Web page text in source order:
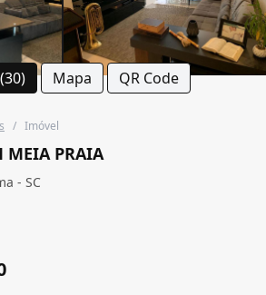
Mapa QR Code
/ Imóvel
MEIA PRAIA
- SC